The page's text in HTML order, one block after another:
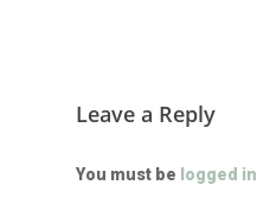
Leave a Reply
You must be logged in